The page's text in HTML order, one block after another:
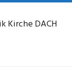
Kirche DACH